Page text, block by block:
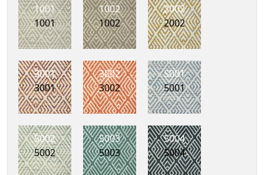
1001
1001
1002
1002
2002
2002
3001
3001
3002
3002
5001
5001
5002
5002
5003
5003
5004
5004